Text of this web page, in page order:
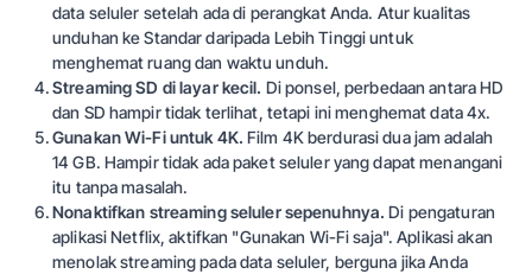
data seluler setelah ada di perangkat Anda. Atur kualitas
unduhan ke Standar daripada Lebih Tinggi untuk
menghemat ruang dan waktu unduh.
Streaming SD di layar kecil. Di ponsel, perbedaan antara HD
dan SD hampir tidak terlihat, tetapi ini menghemat data 4x.
Gunakan Wi-Fi untuk 4K. Film 4K berdurasi dua jam adalah
14 GB. Hampir tidak ada paket seluler yang dapat menangani
itu tanpa masalah.
Nonaktifkan streaming seluler sepenuhnya. Di pengaturan
aplikasi Netflix, aktifkan "Gunakan Wi-Fi saja". Aplikasi akan
menolak streaming pada data seluler, berguna jika Anda